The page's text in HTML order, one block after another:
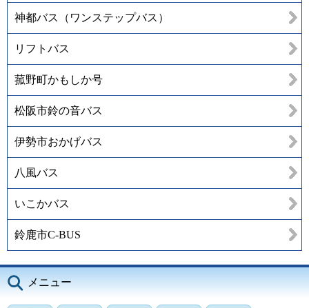
神都バス（ワンステップバス）
リフトバス
菰野町かもしか号
松阪市鈴の音バス
伊勢市おかげバス
八風バス
いこかバス
鈴鹿市C-BUS
メニュー